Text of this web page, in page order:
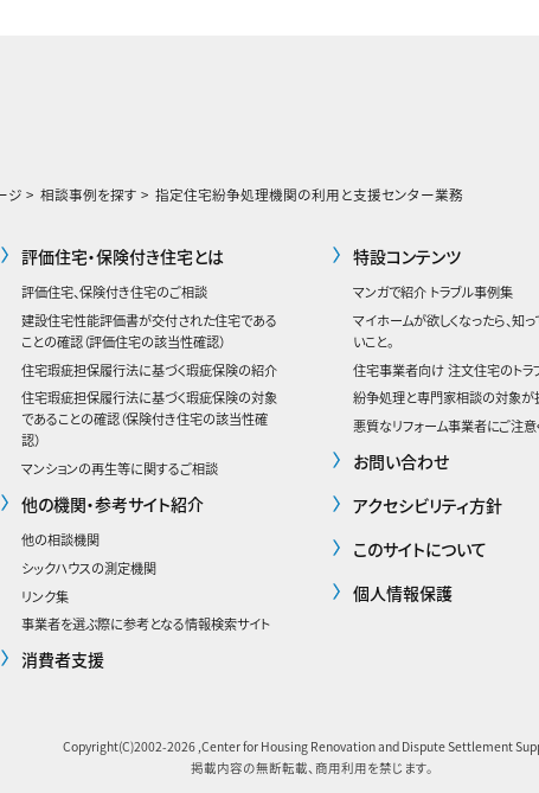
ジ 相談事例を探す 指定住宅紛争処理機関の利用と支援センター業務
評価住宅・保険付き住宅とは
評価住宅、保険付き住宅のご相談
建設住宅性能評価書が交付された住宅である
ことの確認（評価住宅の該当性確認）
住宅瑕疵担保履行法に基づく瑕疵保険の紹介
住宅瑕疵担保履行法に基づく瑕疵保険の対象
であることの確認（保険付き住宅の該当性確
認）
マンションの再生等に関するご相談
他の機関・参考サイト紹介
他の相談機関
シックハウスの測定機関
リンク集
事業者を選ぶ際に参考となる情報検索サイト
消費者支援
特設コンテンツ
マンガで紹介 トラブル事例集
マイホームが欲しくなったら、知
いこと。
住宅事業者向け 注文住宅のトラ
紛争処理と専門家相談の対象が
悪質なリフォーム事業者にご注意
お問い合わせ
アクセシビリティ方針
このサイトについて
個人情報保護
Copyright(C)2002-2026 ,Center for Housing Renovation and Dispute Settlement
掲載内容の無断転載、商用利用を禁じます。